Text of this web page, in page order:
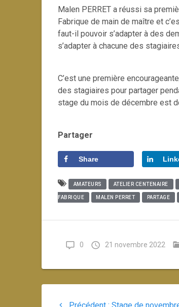
Malen PERRET a réussi sa
Fabrique de main de maître et
faut-il pouvoir s’adapter à des
s’adapter à chacune des
C’est une première
des stagiaires pour partager
stage du mois de décembre est
Partager
Share
AMATEURS ATELIER CENTENAIRE
FABRIQUE MALEN PERRET PARTAGE
0 21 novembre 2022
Navigation
Article